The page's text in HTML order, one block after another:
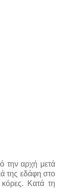
την αρχή μετά
της εδάφη στο
Κατά τη